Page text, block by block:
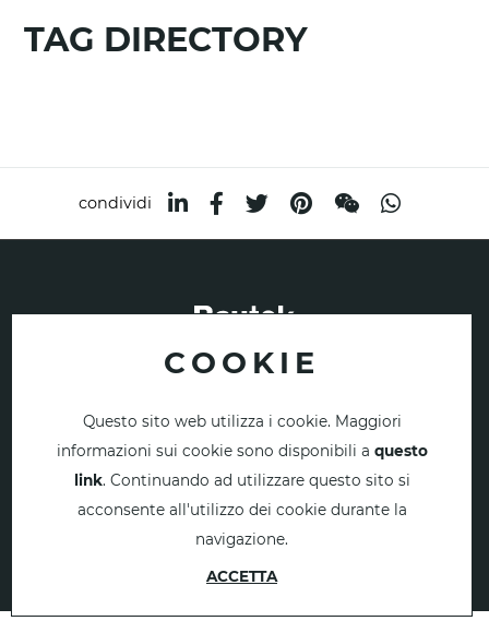
TAG DIRECTORY
condividi
Copyright © 2022-2026 Bautek S.r.l.
CAPITALE SOCIALE I.V. 41.600,00
garanzie concesse il 20/7/2020 per euro 25.0000
Privacy e Cookie policy
Sitemap
COOKIE
Questo sito web utilizza i cookie. Maggiori
informazioni sui cookie sono disponibili a questo
link. Continuando ad utilizzare questo sito si
acconsente all'utilizzo dei cookie durante la
navigazione.
ACCETTA
A company part of group